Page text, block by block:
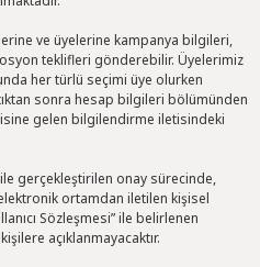
ve üyelerine kampanya bilgileri,
teklifleri gönderebilir. Üyelerimiz
her türlü seçimi üye olurken
sonra hesap bilgileri bölümünden
gelen bilgilendirme iletisindeki
gerçekleştirilen onay sürecinde,
ortamdan iletilen kişisel
Sözleşmesi” ile belirlenen
açıklanmayacaktır.